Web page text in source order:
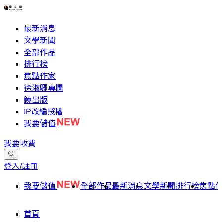
最新消息
文學新聞
全部作品
排行榜
焦點作家
徐淑卿專欄
鏡出版
IP改編授權
我要儲值
我要收費
登入/註冊
我要儲值 全部作品最新消息文學新聞排行榜焦點
首頁